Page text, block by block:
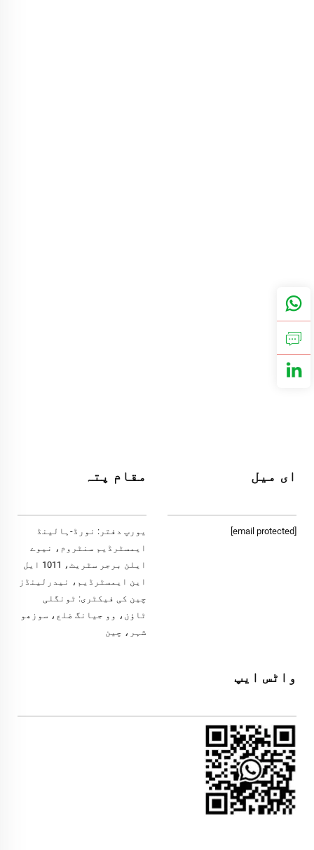
ای میل
[email protected]
مقام پتہ
یورپ دفتر: نورڈ-ہالینڈ
ایمسٹرڈیم سنٹروم، نیوے
ایلن برجر سٹریٹ، 1011 ایل
این ایمسٹرڈیم، نیدرلینڈز
چین کی فیکٹری: ٹونگلی
ٹاؤن، وو جیانگ ضلع، سوزھو
شہر، چین
واٹس ایپ